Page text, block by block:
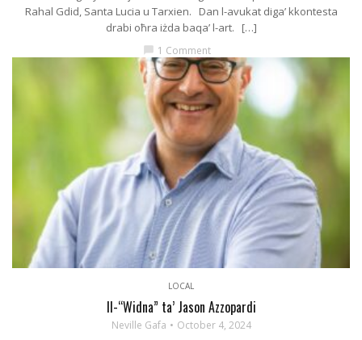
Rahal Gdid, Santa Lucia u Tarxien. Dan l-avukat diga’ kkontesta
drabi oħra iżda baqa’ l-art. […]
1 Comment
LOCAL
Il-“Widna” ta’ Jason Azzopardi
Neville Gafa October 4, 2024